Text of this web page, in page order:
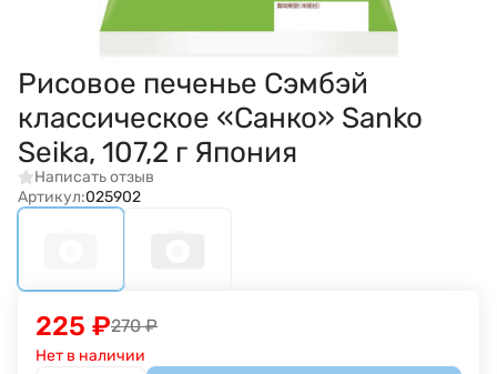
Рисовое печенье Сэмбэй
классическое «Санко» Sanko
Seika, 107,2 г Япония
Написать отзыв
Артикул:025902
270 ₽
225 ₽
Нет в наличии